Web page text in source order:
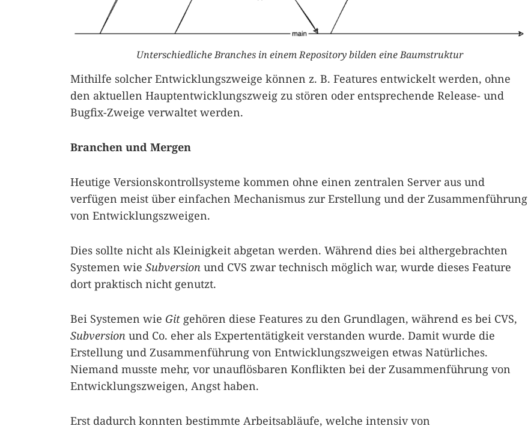
Unterschiedliche Branches in einem Repository bilden eine Baumstruktur
Mithilfe solcher Entwicklungszweige können z. B. Features entwickelt werden, ohne
den aktuellen Hauptentwicklungszweig zu stören oder entsprechende Release- und
Bugfix-Zweige verwaltet werden.
Branchen und Mergen
Heutige Versionskontrollsysteme kommen ohne einen zentralen Server aus und
verfügen meist über einfachen Mechanismus zur Erstellung und der Zusammenführung
von Entwicklungszweigen.
Dies sollte nicht als Kleinigkeit abgetan werden. Während dies bei althergebrachten
Systemen wie Subversion und CVS zwar technisch möglich war, wurde dieses Feature
dort praktisch nicht genutzt.
Bei Systemen wie Git gehören diese Features zu den Grundlagen, während es bei CVS,
Subversion und Co. eher als Expertentätigkeit verstanden wurde. Damit wurde die
Erstellung und Zusammenführung von Entwicklungszweigen etwas Natürliches.
Niemand musste mehr, vor unauflösbaren Konflikten bei der Zusammenführung von
Entwicklungszweigen, Angst haben.
Erst dadurch konnten bestimmte Arbeitsabläufe, welche intensiv von